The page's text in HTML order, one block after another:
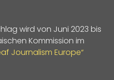
wird von Juni 2023 bis
Kommission im
Journalism Europe“